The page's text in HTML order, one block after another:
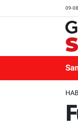
09-
Nöbetçi
Süper Lig